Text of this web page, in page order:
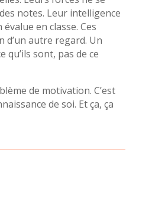
notes. Leur intelligence
évalue en classe. Ces
d’un autre regard. Un
qu’ils sont, pas de ce
de motivation. C’est
de soi. Et ça, ça